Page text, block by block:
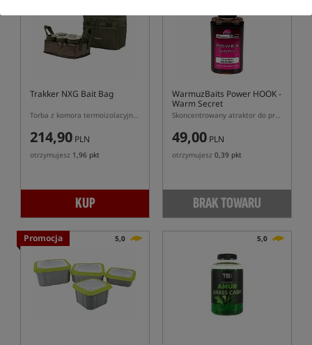
Trakker NXG Bait Bag
Torba z komora termoizolacyjną oraz kompletem pojemników do przechowywania przynęt
214,90 PLN
otrzymujesz 1,96 pkt
KUP
WarmuzBaits Power HOOK -
Warm Secret
Skoncentrowany atraktor do przynęt o zapachu Warm Secret
49,00 PLN
otrzymujesz 0,39 pkt
BRAK TOWARU
Promocja 5,0 5,0